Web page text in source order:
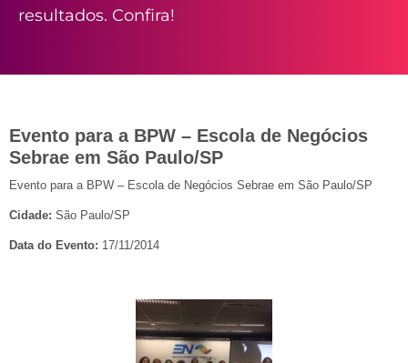
resultados. Confira!
Evento para a BPW – Escola de Negócios
Sebrae em São Paulo/SP
Evento para a BPW – Escola de Negócios Sebrae em São Paulo/SP
Cidade: São Paulo/SP
Data do Evento: 17/11/2014